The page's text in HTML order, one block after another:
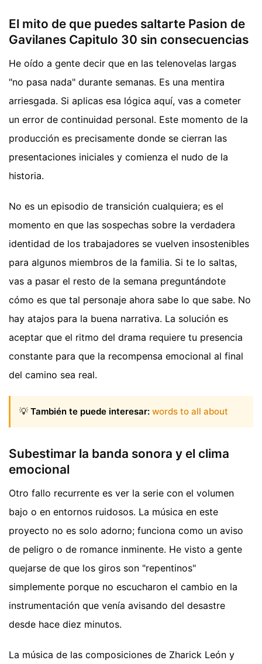
El mito de que puedes saltarte Pasion de
Gavilanes Capitulo 30 sin consecuencias
He oído a gente decir que en las telenovelas largas
"no pasa nada" durante semanas. Es una mentira
arriesgada. Si aplicas esa lógica aquí, vas a cometer
un error de continuidad personal. Este momento de la
producción es precisamente donde se cierran las
presentaciones iniciales y comienza el nudo de la
historia.
No es un episodio de transición cualquiera; es el
momento en que las sospechas sobre la verdadera
identidad de los trabajadores se vuelven insostenibles
para algunos miembros de la familia. Si te lo saltas,
vas a pasar el resto de la semana preguntándote
cómo es que tal personaje ahora sabe lo que sabe. No
hay atajos para la buena narrativa. La solución es
aceptar que el ritmo del drama requiere tu presencia
constante para que la recompensa emocional al final
del camino sea real.
💡 También te puede interesar: words to all about
Subestimar la banda sonora y el clima
emocional
Otro fallo recurrente es ver la serie con el volumen
bajo o en entornos ruidosos. La música en este
proyecto no es solo adorno; funciona como un aviso
de peligro o de romance inminente. He visto a gente
quejarse de que los giros son "repentinos"
simplemente porque no escucharon el cambio en la
instrumentación que venía avisando del desastre
desde hace diez minutos.
La música de las composiciones de Zharick León y